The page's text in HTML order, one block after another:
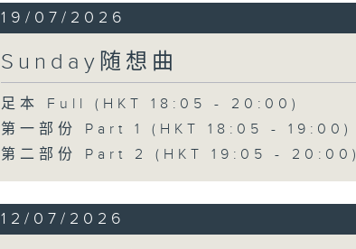
19/07/2026
Sunday随想曲
足本 Full (HKT 18:05 - 20:00)
第一部份 Part 1 (HKT 18:05 - 19:00)
第二部份 Part 2 (HKT 19:05 - 20:00)
12/07/2026